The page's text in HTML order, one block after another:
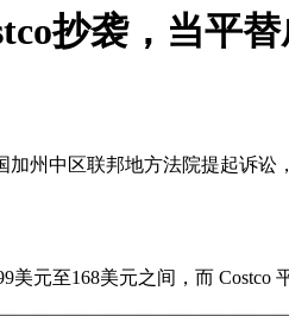
抄袭，当平
加州中区联邦地方法院提起诉
美元至168美元之间，而 Costco